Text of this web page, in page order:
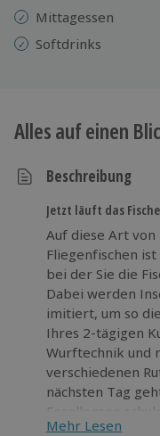
Mittagessen
Softdrinks
Alles auf einen
Beschreibung
Jetzt läuft das
Auf diese Art von
Fliegenfischen
bei der Sie die
Dabei werden
imitiert, um so
Ihres 2-tägigen
Wurftechnik und
verschiedenen
nächsten Tag
Forellensee
Wasser zu
Mehr Lesen